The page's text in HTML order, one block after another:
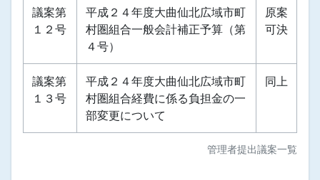
管理者提出議案一覧
議案第
１２号
平成２４年度大曲仙北広域市町
村圏組合一般会計補正予算（第
４号）
原案
可決
議案第
１３号
平成２４年度大曲仙北広域市町
村圏組合経費に係る負担金の一
部変更について
同上